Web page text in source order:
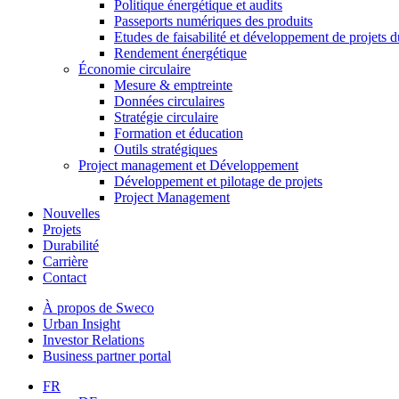
Politique énergétique et audits
Passeports numériques des produits
Etudes de faisabilité et développement de projets
Rendement énergétique
Économie circulaire
Mesure & emptreinte
Données circulaires
Stratégie circulaire
Formation et éducation
Outils stratégiques
Project management et Développement
Développement et pilotage de projets
Project Management
Nouvelles
Projets
Durabilité
Carrière
Contact
À propos de Sweco
Urban Insight
Investor Relations
Business partner portal
FR